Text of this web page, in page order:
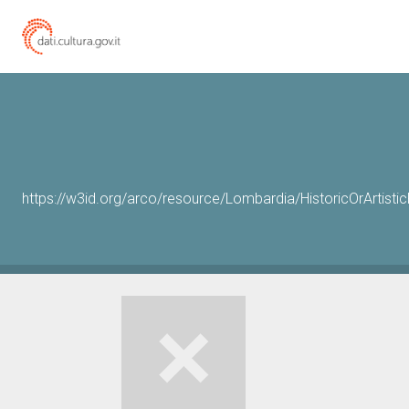
https://w3id.org/arco/resource/Lombardia/